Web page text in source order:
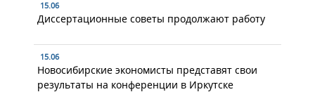
15.06
Диссертационные советы продолжают работу
15.06
Новосибирские экономисты представят свои
результаты на конференции в Иркутске